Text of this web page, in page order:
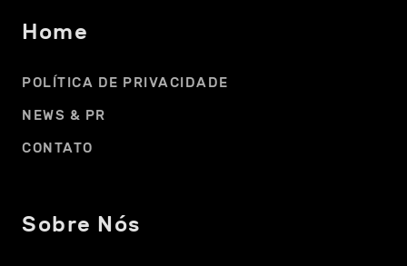
Home
POLÍTICA DE PRIVACIDADE
NEWS & PR
CONTATO
Sobre Nós